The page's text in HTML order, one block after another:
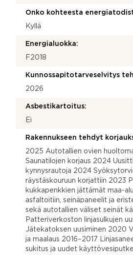
Onko kohteesta
Kyllä
Energialuokka:
F2018
Kunnossapitotarveselvitys
2026
Asbestikartoitus:
Ei
Rakennukseen tehdyt
2025 Autotallien ovien
Saunatilojen korjaus 2024
kynnysrautoja 2024
räystäskouruun korjattiin 2023
kukkapenkkien jättämät maa-
asfaltoitiin, seinäpaneelit ja
sekä autotallien väliset seinät
Patteriverkoston linjasulkujen
Jätekatoksen uusiminen 2020
ja maalaus 2016–2017
sukitus ja uudet